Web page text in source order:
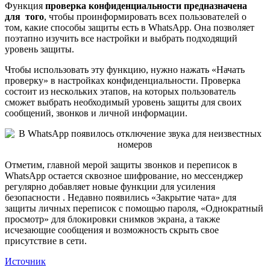
Функция проверка конфиденциальности предназначена
для того, чтобы проинформировать всех пользователей о
том, какие способы защиты есть в WhatsApp. Она позволяет
поэтапно изучить все настройки и выбрать подходящий
уровень защиты.
Чтобы использовать эту функцию, нужно нажать «Начать
проверку» в настройках конфиденциальности. Проверка
состоит из нескольких этапов, на которых пользователь
сможет выбрать необходимый уровень защиты для своих
сообщений, звонков и личной информации.
Отметим, главной мерой защиты звонков и переписок в
WhatsApp остается сквозное шифрование, но мессенджер
регулярно добавляет новые функции для усиления
безопасности . Недавно появились «Закрытие чата» для
защиты личных переписок с помощью пароля, «Однократный
просмотр» для блокировки снимков экрана, а также
исчезающие сообщения и возможность скрыть свое
присутствие в сети.
Источник